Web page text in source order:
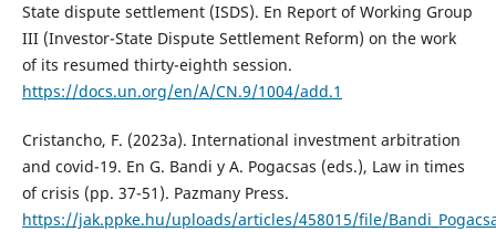
State dispute settlement (ISDS). En Report of Working Group
III (Investor-State Dispute Settlement Reform) on the work
of its resumed thirty-eighth session.
https://docs.un.org/en/A/CN.9/1004/add.1
Cristancho, F. (2023a). International investment arbitration
and covid-19. En G. Bandi y A. Pogacsas (eds.), Law in times
of crisis (pp. 37-51). Pazmany Press.
https://jak.ppke.hu/uploads/articles/458015/file/